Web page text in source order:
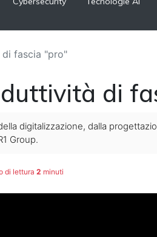
fascia "pro"
di
digitalizzazione, dalla
Group.
di lettura 2 minuti